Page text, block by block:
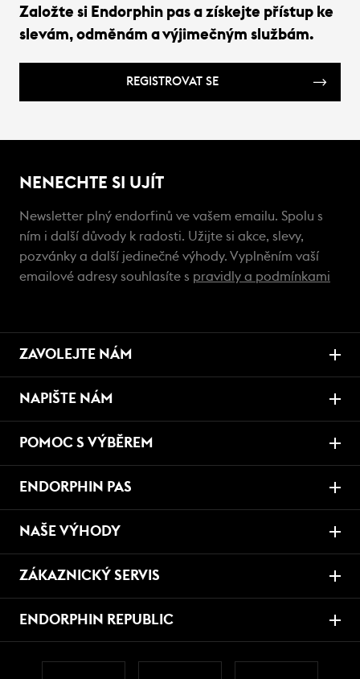
Založte si Endorphin pas a získejte přístup ke
slevám, odměnám a výjimečným službám.
REGISTROVAT SE
NENECHTE SI UJÍT
Newsletter plný endorfinů ve vašem emailu. Spolu s
ním i další důvody k radosti. Užijte si akce, slevy,
pozvánky a další jedinečné výhody. Vyplněním vaší
emailové adresy souhlasíte s pravidly a podmínkami
ZAVOLEJTE NÁM
NAPIŠTE NÁM
POMOC S VÝBĚREM
ENDORPHIN PAS
NAŠE VÝHODY
ZÁKAZNICKÝ SERVIS
ENDORPHIN REPUBLIC